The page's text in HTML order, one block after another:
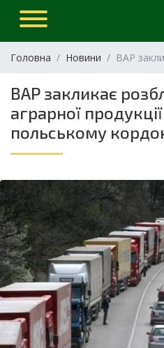
Головна Новини ВАР
ВАР закликає
аграрної
польському